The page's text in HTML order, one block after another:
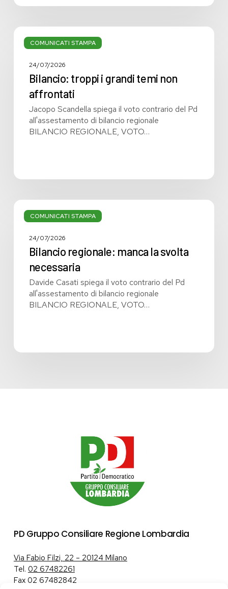
COMUNICATI STAMPA
Bilancio:
troppi
grandi
affrontati
24/07/2026
Bilancio: troppi i grandi temi non
affrontati
Jacopo Scandella spiega il voto contrario del Pd
all'assestamento di bilancio regionale
BILANCIO REGIONALE, VOTO…
COMUNICATI STAMPA
Bilancio
regionale:
svolta
24/07/2026
Bilancio regionale: manca la svolta
necessaria
Davide Casati spiega il voto contrario del Pd
all'assestamento di bilancio regionale
BILANCIO REGIONALE, VOTO…
PD Gruppo Consiliare Regione Lombardia
Via Fabio Filzi, 22 – 20124 Milano
Tel. 02 67482261
Fax 02 67482842